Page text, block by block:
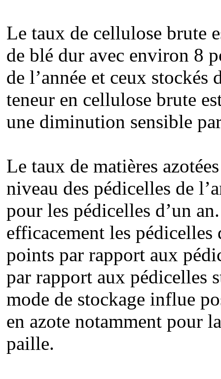
Le taux de cellulose brute
de blé dur avec environ 8
de l’année et ceux stockés
teneur en cellulose brute
une diminution sensible
Le taux de matières
niveau des pédicelles de
pour les pédicelles d’un
efficacement les pédicelles
points par rapport aux
par rapport aux pédicelles
mode de stockage influe
en azote notamment pour
paille.